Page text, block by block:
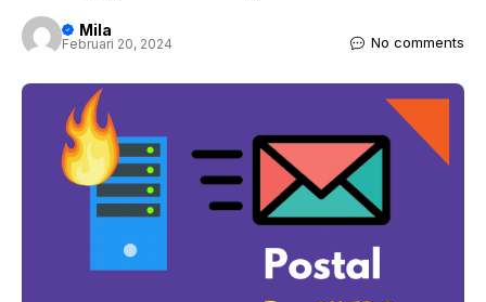
Mila
Februari 20, 2024 No comments